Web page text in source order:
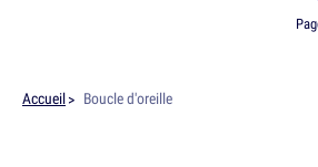
Accueil Boucle d'oreille